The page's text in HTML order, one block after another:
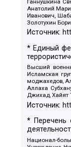
Ганнушкина
Анатолий
Иванович,
Золотухин
Источник:
* Единый
Высший
Исламская
моджахедов,
Аллаха
Джихад,
Источник:
* Перечень
Национал-